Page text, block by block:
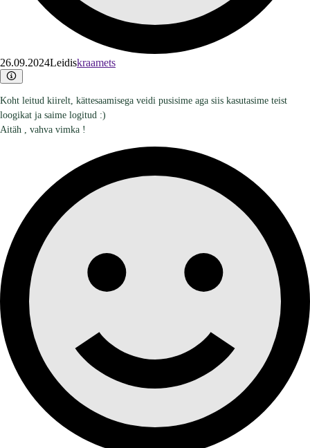
26.09.2024Leidiskraamets
Koht leitud kiirelt, kättesaamisega veidi pusisime aga siis kasutasime teist
loogikat ja saime logitud :)
Aitäh , vahva vimka !